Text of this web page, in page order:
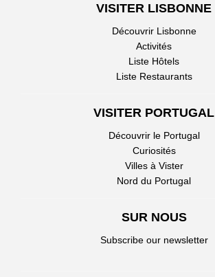
VISITER LISBONNE
Découvrir Lisbonne
Activités
Liste Hôtels
Liste Restaurants
VISITER PORTUGAL
Découvrir le Portugal
Curiosités
Villes à Vister
Nord du Portugal
SUR NOUS
Subscribe our newsletter